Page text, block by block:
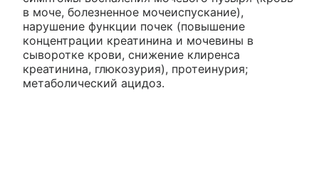
в моче, болезненное мочеиспускание),
нарушение функции почек (повышение
концентрации креатинина и мочевины в
сыворотке крови, снижение клиренса
креатинина, глюкозурия), протеинурия;
метаболический ацидоз.